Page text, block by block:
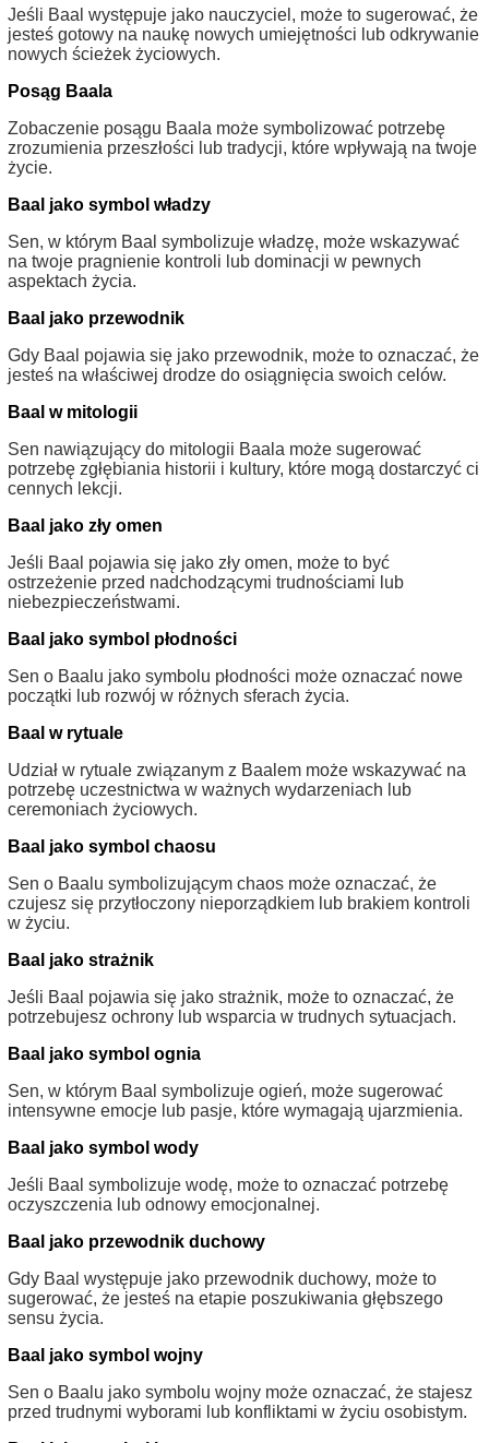
Jeśli Baal występuje jako nauczyciel, może to sugerować, że
jesteś gotowy na naukę nowych umiejętności lub odkrywanie
nowych ścieżek życiowych.
Posąg Baala
Zobaczenie posągu Baala może symbolizować potrzebę
zrozumienia przeszłości lub tradycji, które wpływają na twoje
życie.
Baal jako symbol władzy
Sen, w którym Baal symbolizuje władzę, może wskazywać
na twoje pragnienie kontroli lub dominacji w pewnych
aspektach życia.
Baal jako przewodnik
Gdy Baal pojawia się jako przewodnik, może to oznaczać, że
jesteś na właściwej drodze do osiągnięcia swoich celów.
Baal w mitologii
Sen nawiązujący do mitologii Baala może sugerować
potrzebę zgłębiania historii i kultury, które mogą dostarczyć ci
cennych lekcji.
Baal jako zły omen
Jeśli Baal pojawia się jako zły omen, może to być
ostrzeżenie przed nadchodzącymi trudnościami lub
niebezpieczeństwami.
Baal jako symbol płodności
Sen o Baalu jako symbolu płodności może oznaczać nowe
początki lub rozwój w różnych sferach życia.
Baal w rytuale
Udział w rytuale związanym z Baalem może wskazywać na
potrzebę uczestnictwa w ważnych wydarzeniach lub
ceremoniach życiowych.
Baal jako symbol chaosu
Sen o Baalu symbolizującym chaos może oznaczać, że
czujesz się przytłoczony nieporządkiem lub brakiem kontroli
w życiu.
Baal jako strażnik
Jeśli Baal pojawia się jako strażnik, może to oznaczać, że
potrzebujesz ochrony lub wsparcia w trudnych sytuacjach.
Baal jako symbol ognia
Sen, w którym Baal symbolizuje ogień, może sugerować
intensywne emocje lub pasje, które wymagają ujarzmienia.
Baal jako symbol wody
Jeśli Baal symbolizuje wodę, może to oznaczać potrzebę
oczyszczenia lub odnowy emocjonalnej.
Baal jako przewodnik duchowy
Gdy Baal występuje jako przewodnik duchowy, może to
sugerować, że jesteś na etapie poszukiwania głębszego
sensu życia.
Baal jako symbol wojny
Sen o Baalu jako symbolu wojny może oznaczać, że stajesz
przed trudnymi wyborami lub konfliktami w życiu osobistym.